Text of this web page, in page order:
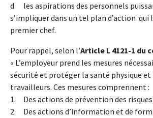
d. les aspirations des personnels
s’impliquer dans un tel plan d’action qui
premier chef.
Pour rappel, selon l’Article L 4121-1 du
« L’employeur prend les mesures
sécurité et protéger la santé physique et
travailleurs. Ces mesures comprennent :
1. Des actions de prévention des
2. Des actions d’information et de